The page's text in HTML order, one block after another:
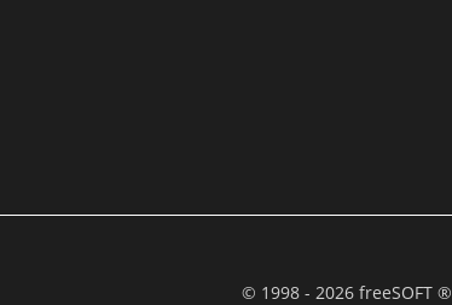
© 1998 - 2026 freeSOFT ®